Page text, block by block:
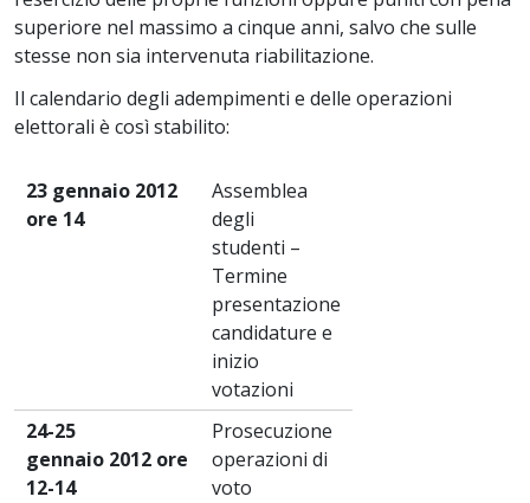
superiore nel massimo a cinque anni, salvo che sulle
stesse non sia intervenuta riabilitazione.
Il calendario degli adempimenti e delle operazioni
elettorali è così stabilito:
23 gennaio 2012
ore 14
Assemblea
degli
studenti –
Termine
presentazione
candidature e
inizio
votazioni
24-25
gennaio 2012 ore
12-14
Prosecuzione
operazioni di
voto